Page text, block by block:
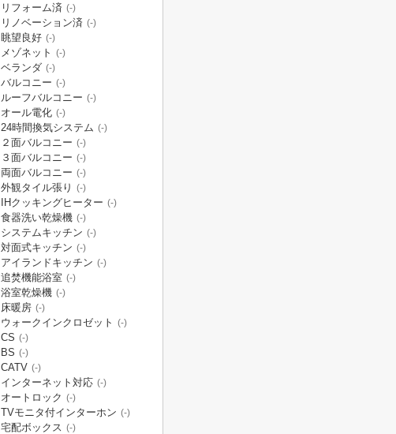
リフォーム済 (-)
リノベーション済 (-)
眺望良好 (-)
メゾネット (-)
ベランダ (-)
バルコニー (-)
ルーフバルコニー (-)
オール電化 (-)
24時間換気システム (-)
２面バルコニー (-)
３面バルコニー (-)
両面バルコニー (-)
外観タイル張り (-)
IHクッキングヒーター (-)
食器洗い乾燥機 (-)
システムキッチン (-)
対面式キッチン (-)
アイランドキッチン (-)
追焚機能浴室 (-)
浴室乾燥機 (-)
床暖房 (-)
ウォークインクロゼット (-)
CS (-)
BS (-)
CATV (-)
インターネット対応 (-)
オートロック (-)
TVモニタ付インターホン (-)
宅配ボックス (-)